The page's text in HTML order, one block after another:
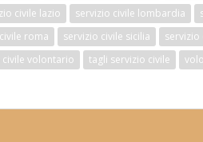
civile lazio servizio civile lombardia
roma servizio civile sicilia
servizio
civile volontario tagli servizio civile